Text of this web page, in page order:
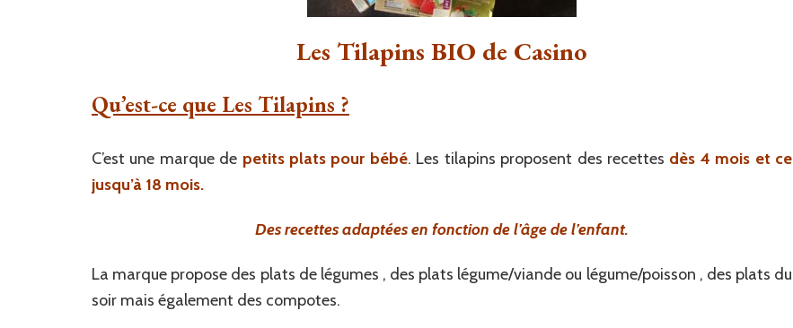
Les Tilapins BIO de Casino
Qu’est-ce que Les Tilapins ?
C’est une marque de petits plats pour bébé. Les tilapins proposent des recettes dès 4 mois et ce
jusqu’à 18 mois.
Des recettes adaptées en fonction de l’âge de l’enfant.
La marque propose des plats de légumes , des plats légume/viande ou légume/poisson , des plats du
soir mais également des compotes.